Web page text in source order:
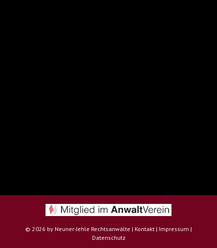
© 2026 by Neuner-Jehle Rechtsanwälte | Kontakt | Impressum |
Datenschutz